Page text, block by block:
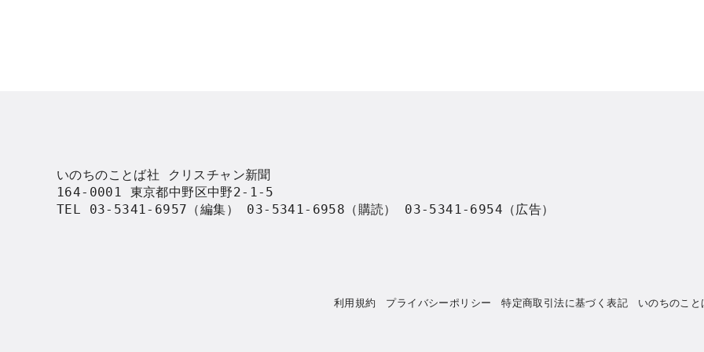
いのちのことば社 クリスチャン新聞
164-0001 東京都中野区中野2-1-5
TEL 03-5341-6957（編集） 03-5341-6958（購読） 03-5341-6954（広告）
利用規約 プライバシーポリシー 特定商取引法に基づく表記 いのちのこと